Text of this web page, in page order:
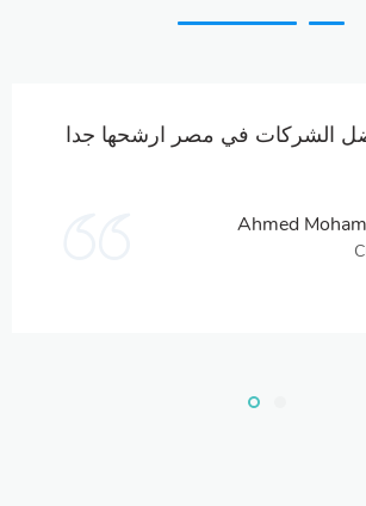
الشركات في مصر ارشحها جدا
Ahmed